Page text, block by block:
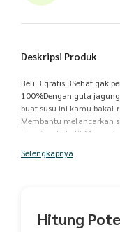
Deskripsi Produk
Beli 3 gratis 3Sehat gak
100%Dengan gula
buat susu ini kamu bakal
Membantu melancarkan
alergi pada kulit
kulit. Mencerahkan kulit (
08 / 2021BPOM RI MD
Selengkapnya
Hitung